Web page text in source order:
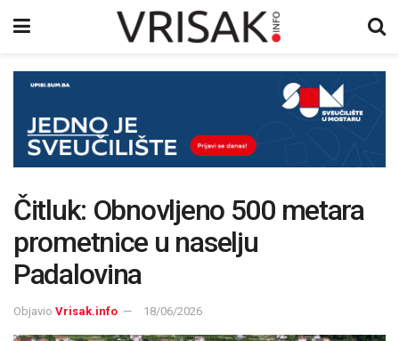
Čitluk: Obnovljeno 500 metara
prometnice u naselju
Padalovina
Objavio Vrisak.info 18/06/2026